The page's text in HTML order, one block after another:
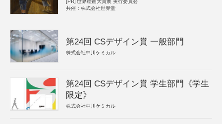
共催：株式会社世界堂
第24回 CSデザイン賞 一般部門
株式会社中川ケミカル
第24回 CSデザイン賞 学生部門《学生
限定》
株式会社中川ケミカル